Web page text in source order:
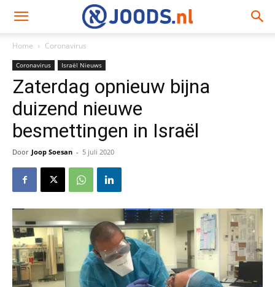
Home Coronavirus
Coronavirus Israël Nieuws
Zaterdag opnieuw bijna
duizend nieuwe
besmettingen in Israël
Door Joop Soesan - 5 juli 2020